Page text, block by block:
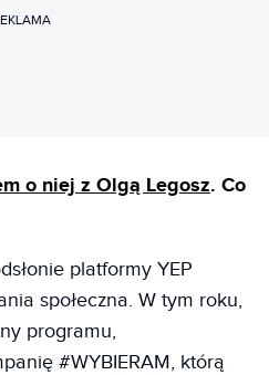
o niej z Olgą Legosz. Co
platformy YEP
społeczna. W tym roku,
programu,
#WYBIERAM, którą